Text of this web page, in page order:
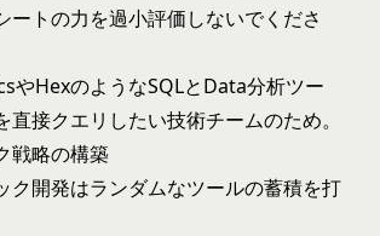
ートの力を過小評価しないでくださ
やHexのようなSQLとData分析ツー
直接クエリしたい技術チームのため。
戦略の構築
ク開発はランダムなツールの蓄積を打